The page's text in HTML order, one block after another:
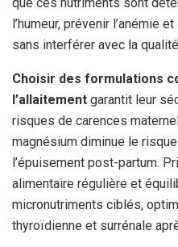
l’humeur, prévenir l’anémie
sans interférer avec la
Choisir des formulations
l’allaitement garantit leur
risques de carences
magnésium diminue le
l’épuisement post-partum.
alimentaire régulière et
micronutriments ciblés,
thyroïdienne et surrénale